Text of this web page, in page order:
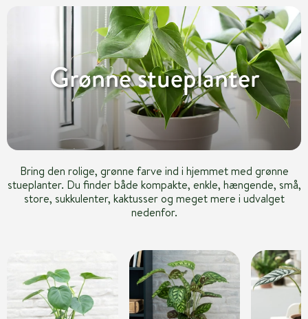
Grønne stueplanter
Bring den rolige, grønne farve ind i hjemmet med grønne
stueplanter. Du finder både kompakte, enkle, hængende, små,
store, sukkulenter, kaktusser og meget mere i udvalget
nedenfor.